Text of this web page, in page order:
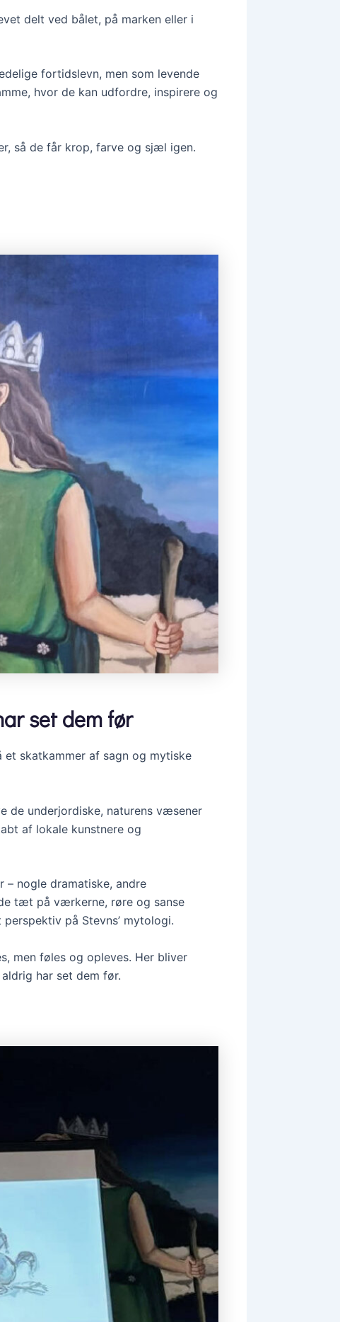
delt ved bålet, på marken eller i
fortidslevn, men som levende
hvor de kan udfordre, inspirere og
så de får krop, farve og sjæl igen.
set dem før
skatkammer af sagn og mytiske
de underjordiske, naturens væsener
af lokale kunstnere og
nogle dramatiske, andre
tæt på værkerne, røre og sanse
på Stevns’ mytologi.
men føles og opleves. Her bliver
har set dem før.